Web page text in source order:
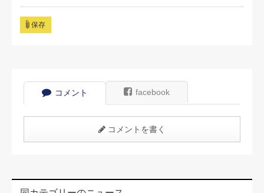
保存
コメント facebook
コメントを書く